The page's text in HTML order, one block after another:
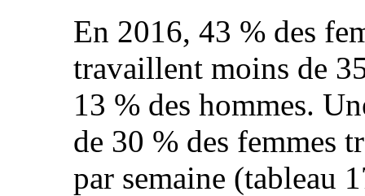
En 2016, 43 % des
travaillent moins de
13 % des hommes.
de 30 % des femmes
par semaine (tableau